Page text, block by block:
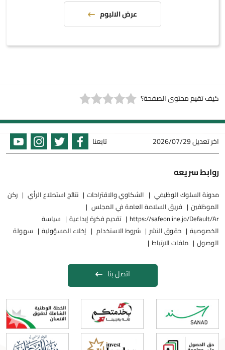
عرض الالبوم
كيف تقيم محتوى الصفحة؟
اخر تعديل2026/07/29 تابعنا
روابط سريعه
مدونة السلوك الوظيفي الشكاوي والاقتراحات نتائج استطلاع الرأي
ركن
الموظفين
فريق السلامة العامة في المجلس
https://safeonline.jo/Default/Ar
تقديم فكرة إبداعية
سياسة
الخصوصية
حقوق النشر شروط الاستخدام إخلاء المسؤولية
سهولة
الوصول
ملفات الارتباط
اتصل بنا